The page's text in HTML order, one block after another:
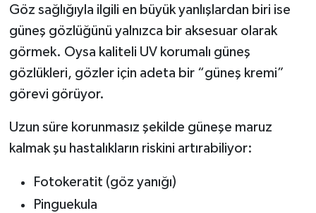
Göz sağlığıyla ilgili en büyük yanlışlardan biri ise
güneş gözlüğünü yalnızca bir aksesuar olarak
görmek. Oysa kaliteli UV korumalı güneş
gözlükleri, gözler için adeta bir “güneş kremi”
görevi görüyor.
Uzun süre korunmasız şekilde güneşe maruz
kalmak şu hastalıkların riskini artırabiliyor:
Fotokeratit (göz yanığı)
Pinguekula